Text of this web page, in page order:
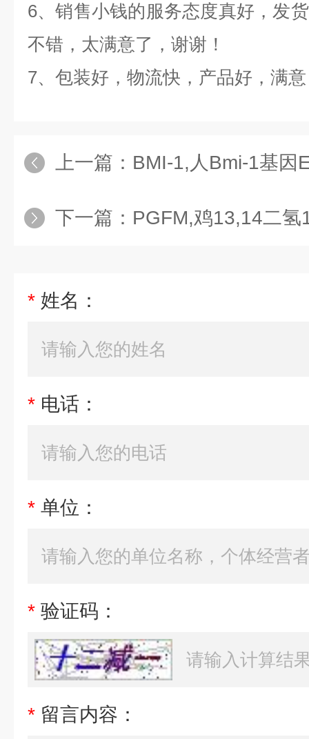
6、销售小钱的服务态度真好，发
不错，太满意了，谢谢！
7、包装好，物流快，产品好，满
上一篇： BMI-1,人Bmi-1基因
下一篇： PGFM,鸡13,14二氢15-酮
* 姓名：
* 电话：
* 单位：
* 验证码：
* 留言内容：